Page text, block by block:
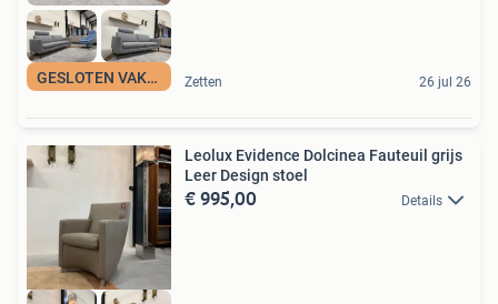
GESLOTEN VAKANTIE Zetten 26 jul 26
Leolux Evidence Dolcinea Fauteuil grijs
Leer Design stoel
€ 995,00 Details